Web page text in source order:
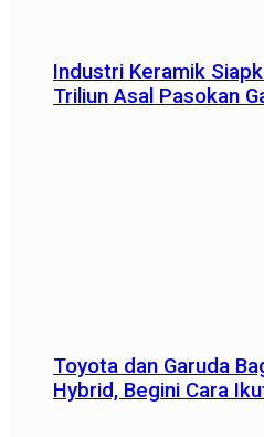
Industri Keramik
Triliun Asal Pasokan
Toyota dan Garuda
Hybrid, Begini Cara